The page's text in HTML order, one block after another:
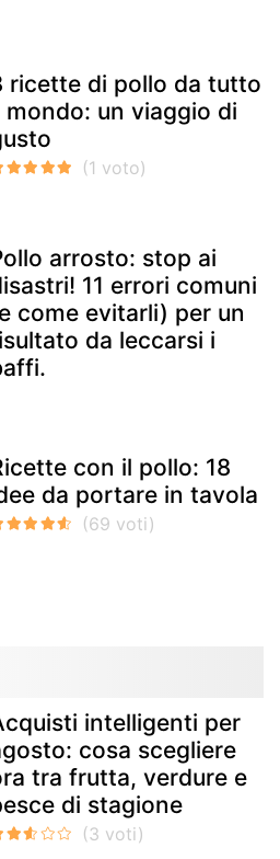
ricette di pollo da tutto
mondo: un viaggio di
arrosto: stop ai
11 errori comuni
come evitarli) per un
da leccarsi i
con il pollo: 18
da portare in tavola
intelligenti per
cosa scegliere
tra frutta, verdure e
di stagione